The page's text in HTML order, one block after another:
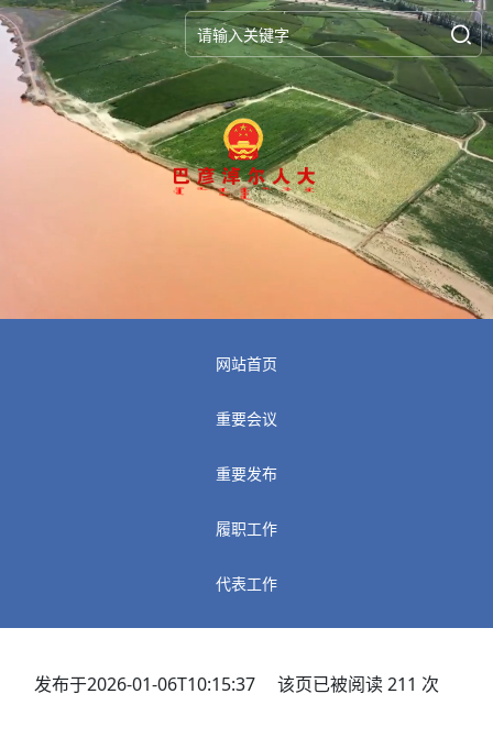
网站首页
重要会议
重要发布
履职工作
代表工作
发布于2026-01-06T10:15:37 该页已被阅读211 次